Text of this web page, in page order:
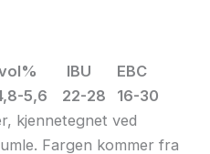
IBU EBC
5,6 22-28 16-30
kjennetegnet ved
Fargen kommer fra